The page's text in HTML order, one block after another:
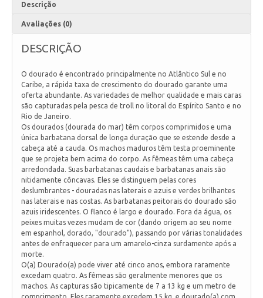
Descrição
Avaliações (0)
DESCRIÇÃO
O dourado é encontrado principalmente no Atlântico Sul e no
Caribe, a rápida taxa de crescimento do dourado garante uma
oferta abundante. As variedades de melhor qualidade e mais caras
são capturadas pela pesca de troll no litoral do Espírito Santo e no
Rio de Janeiro.
Os dourados (dourada do mar) têm corpos comprimidos e uma
única barbatana dorsal de longa duração que se estende desde a
cabeça até a cauda. Os machos maduros têm testa proeminente
que se projeta bem acima do corpo. As fêmeas têm uma cabeça
arredondada. Suas barbatanas caudais e barbatanas anais são
nitidamente côncavas. Eles se distinguem pelas cores
deslumbrantes - douradas nas laterais e azuis e verdes brilhantes
nas laterais e nas costas. As barbatanas peitorais do dourado são
azuis iridescentes. O flanco é largo e dourado. Fora da água, os
peixes muitas vezes mudam de cor (dando origem ao seu nome
em espanhol, dorado, "dourado"), passando por várias tonalidades
antes de enfraquecer para um amarelo-cinza surdamente após a
morte.
O(a) Dourado(a) pode viver até cinco anos, embora raramente
excedam quatro. As fêmeas são geralmente menores que os
machos. As capturas são tipicamente de 7 a 13 kg e um metro de